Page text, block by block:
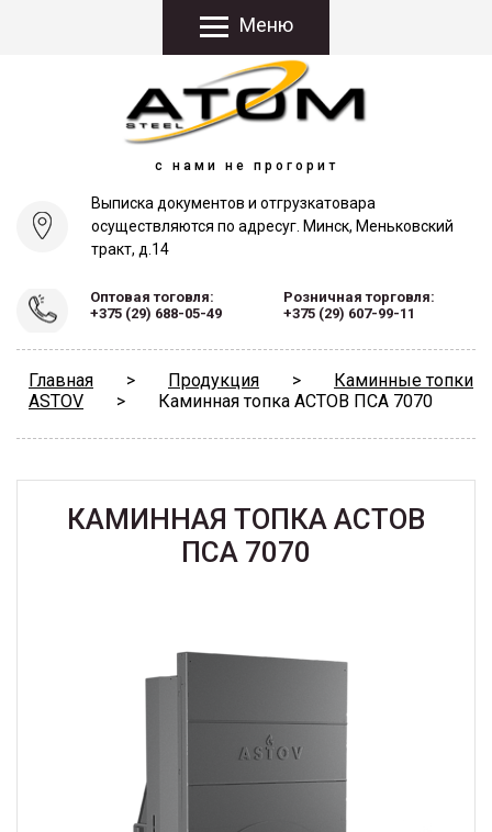
Меню
с нами не прогорит
Выписка документов и отгрузкатовара
осуществляются по адресуг. Минск, Меньковский
тракт, д.14
Оптовая тоговля:
+375 (29) 688-05-49
Розничная торговля:
+375 (29) 607-99-11
Главная > Продукция >
Каминные топки
ASTOV
> Каминная топка АСТОВ ПСА 7070
КАМИННАЯ ТОПКА АСТОВ
ПСА 7070